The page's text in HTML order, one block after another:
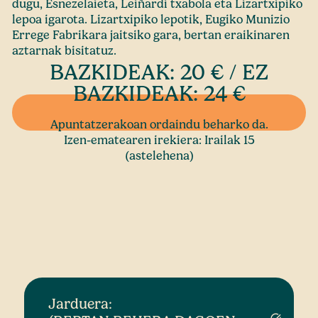
dugu, Esnezelaieta, Leiñardi txabola eta Lizartxipiko
lepoa igarota. Lizartxipiko lepotik, Eugiko Munizio
Errege Fabrikara jaitsiko gara, bertan eraikinaren
aztarnak bisitatuz.
BAZKIDEAK: 20 € / EZ
BAZKIDEAK: 24 €
Apuntatzerakoan ordaindu beharko da.
Izen-ematearen irekiera: Irailak 15
(astelehena)
Jarduera: